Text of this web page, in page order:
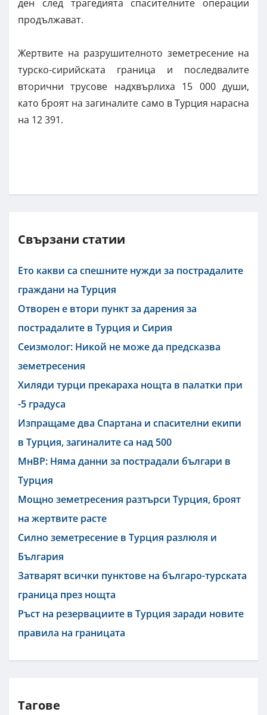
ден след трагедията спасителните операции
продължават.
Жертвите на разрушителното земетресение на
турско-сирийската граница и последвалите
вторични трусове надхвърлиха 15 000 души,
като броят на загиналите само в Турция нарасна
на 12 391.
Свързани статии
Ето какви са спешните нужди за пострадалите
граждани на Турция
Отворен е втори пункт за дарения за
пострадалите в Турция и Сирия
Сеизмолог: Никой не може да предсказва
земетресения
Хиляди турци прекараха нощта в палатки при
-5 градуса
Изпращаме два Спартана и спасителни екипи
в Турция, загиналите са над 500
МнВР: Няма данни за пострадали българи в
Турция
Мощно земетресения разтърси Турция, броят
на жертвите расте
Силно земетресение в Турция разлюля и
България
Затварят всички пунктове на българо-турската
граница през нощта
Ръст на резервациите в Турция заради новите
правила на границата
Тагове